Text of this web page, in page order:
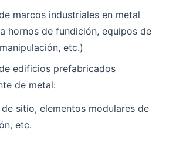
marcos industriales en metal
hornos de fundición, equipos de
etc.)
edificios prefabricados
de metal:
sitio, elementos modulares de
etc.